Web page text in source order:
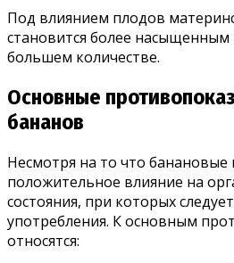
Под влиянием плодов
становится более насыщенным
большем количестве.
Основные
бананов
Несмотря на то что
положительное влияние на
состояния, при которых
употребления. К основным
относятся: